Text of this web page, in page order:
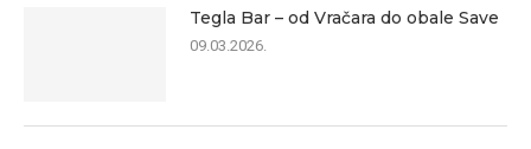
Tegla Bar – od Vračara do obale Save
09.03.2026.